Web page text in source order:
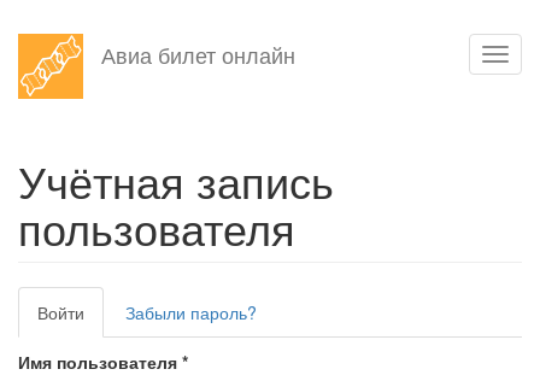
Перейти
основному
Авиа билет онлайн
Учётная запись
пользователя
Главные
вкладки
Войти (активная
вкладка)
Забыли пароль?
Имя пользователя *